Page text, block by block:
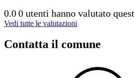
0.00 utenti hanno valutato
Vedi tutte le valutazioni
Contatta il comune